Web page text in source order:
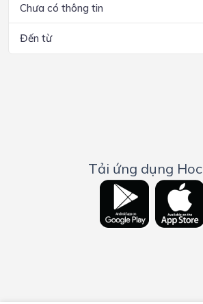
Chưa có thông tin
Đến từ
Tải ứng dụng